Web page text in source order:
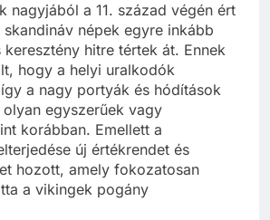
nagyjából a 11. század végén ért
népek egyre inkább
keresztény hitre tértek át. Ennek
hogy a helyi uralkodók
a nagy portyák és hódítások
egyszerűek vagy
korábban. Emellett a
új értékrendet és
hozott, amely fokozatosan
a vikingek pogány